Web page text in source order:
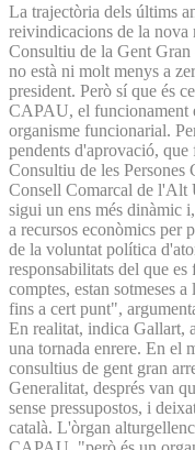
La trajectòria dels últims
reivindicacions de la nova
Consultiu de la Gent
no està ni molt menys a
president. Però sí que és
CAPAU, el funcionament
organisme funcionarial.
pendents d'aprovació,
Consultiu de les Persones
Consell Comarcal de l'Alt
sigui un ens més dinàmic
a recursos econòmics per
de la voluntat política
responsabilitats del que
comptes, estan sotmeses
fins a cert punt",
En realitat, indica Gallart,
una tornada enrere. En el
consultius de gent gran
Generalitat, després van
sense pressupostos, i
català. L'òrgan